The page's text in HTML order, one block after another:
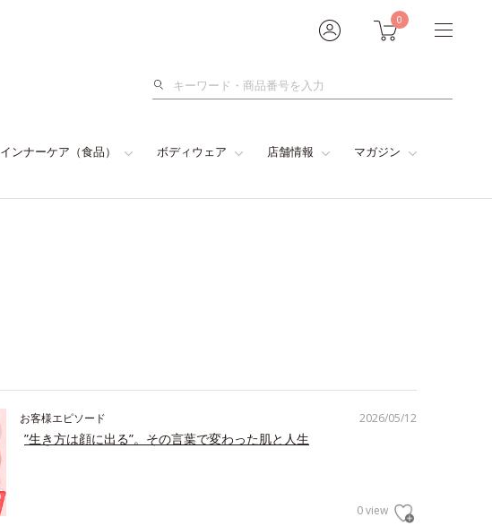
0
検
インナーケア（食品） ボディウェア 店舗情報 マガジン
2026/05/12
お客様エピソード
”生き方は顔に出る”。その言葉で変わった肌と人生
0 view